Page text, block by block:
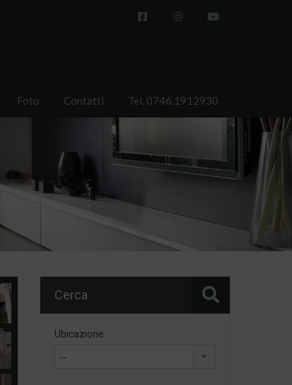
Foto Contatti Tel. 0746.1912930
Cerca
Ubicazione
--